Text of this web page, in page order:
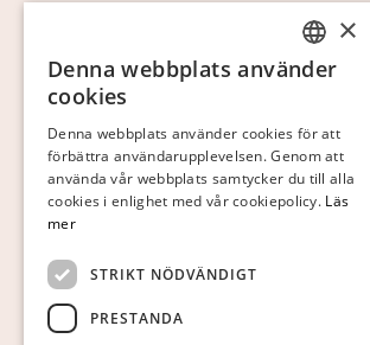
Om oss
Nyheter
Marknad & Press
Arkiv
SWEDISH
GERMAN
ENGLISH
×
Denna webbplats använder
cookies
Denna webbplats använder cookies för att
förbättra användarupplevelsen. Genom att
använda vår webbplats samtycker du till alla
cookies i enlighet med vår cookiepolicy. Läs
mer
STRIKT NÖDVÄNDIGT
PRESTANDA